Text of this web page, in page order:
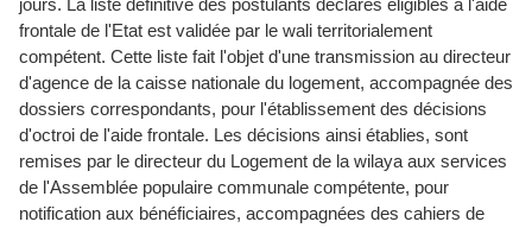
jours. La liste définitive des postulants déclarés éligibles à l'aide
frontale de l'Etat est validée par le wali territorialement
compétent. Cette liste fait l'objet d'une transmission au directeur
d'agence de la caisse nationale du logement, accompagnée des
dossiers correspondants, pour l'établissement des décisions
d'octroi de l'aide frontale. Les décisions ainsi établies, sont
remises par le directeur du Logement de la wilaya aux services
de l'Assemblée populaire communale compétente, pour
notification aux bénéficiaires, accompagnées des cahiers de